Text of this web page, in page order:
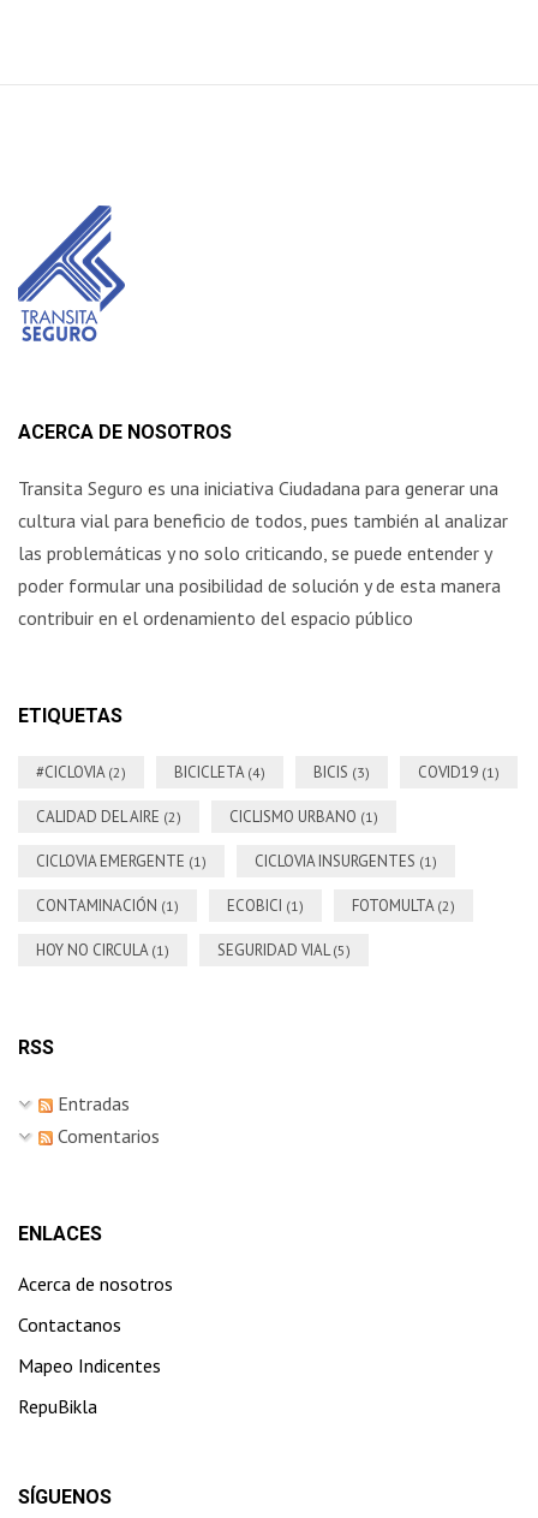
ACERCA DE NOSOTROS
Transita Seguro es una iniciativa Ciudadana para generar una
cultura vial para beneficio de todos, pues también al analizar
las problemáticas y no solo criticando, se puede entender y
poder formular una posibilidad de solución y de esta manera
contribuir en el ordenamiento del espacio público
ETIQUETAS
#CICLOVIA (2) BICICLETA (4) BICIS (3) COVID19 (1)
CALIDAD DEL AIRE (2) CICLISMO URBANO (1)
CICLOVIA EMERGENTE (1) CICLOVIA INSURGENTES (1)
CONTAMINACIÓN (1) ECOBICI (1) FOTOMULTA (2)
HOY NO CIRCULA (1) SEGURIDAD VIAL(5)
RSS
Entradas
Comentarios
ENLACES
Acerca de nosotros
Contactanos
Mapeo Indicentes
RepuBikla
SÍGUENOS